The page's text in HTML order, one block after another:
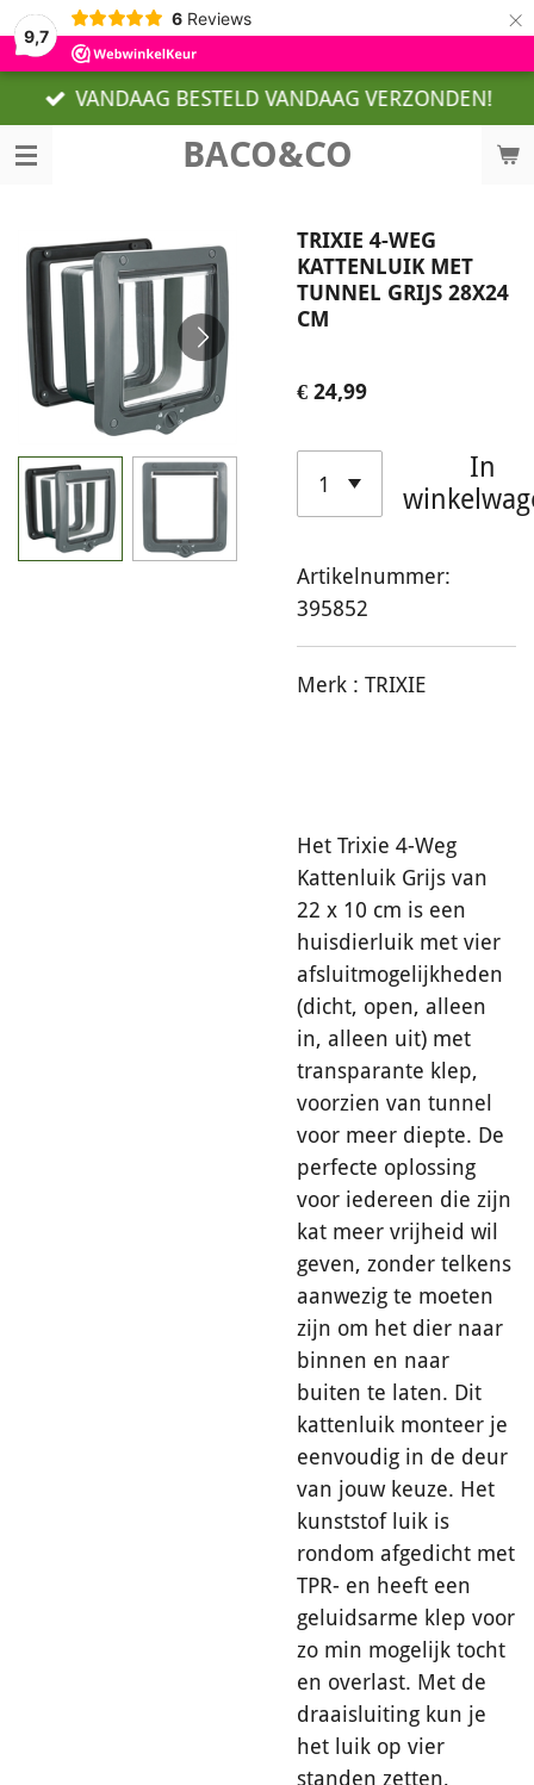
9,7
6 Reviews ×
BACO&CO
VANDAAG BESTELD VANDAAG VERZONDEN!
TRIXIE 4-WEG
KATTENLUIK MET
TUNNEL GRIJS 28X24
CM
€ 24,99
In
Artikelnummer:
395852
Merk : TRIXIE
Het Trixie 4-Weg
Kattenluik Grijs van
22 x 10 cm is een
huisdierluik met vier
afsluitmogelijkheden
(dicht, open, alleen
in, alleen uit) met
transparante klep,
voorzien van tunnel
voor meer diepte. De
perfecte oplossing
voor iedereen die zijn
kat meer vrijheid wil
geven, zonder telkens
aanwezig te moeten
zijn om het dier naar
binnen en naar
buiten te laten. Dit
kattenluik monteer je
eenvoudig in de deur
van jouw keuze. Het
kunststof luik is
rondom afgedicht met
TPR- en heeft een
geluidsarme klep voor
zo min mogelijk tocht
en overlast. Met de
draaisluiting kun je
het luik op vier
standen zetten,